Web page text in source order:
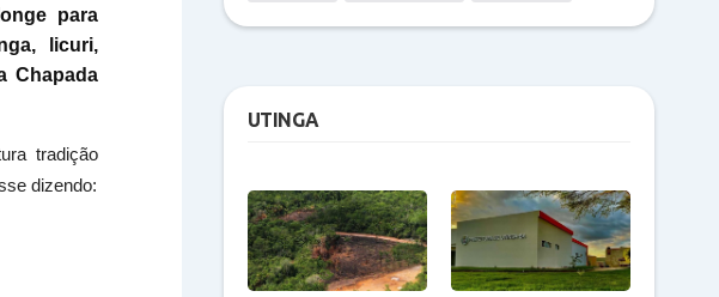
para
licuri,
Chapada
tradição
dizendo:
UTINGA